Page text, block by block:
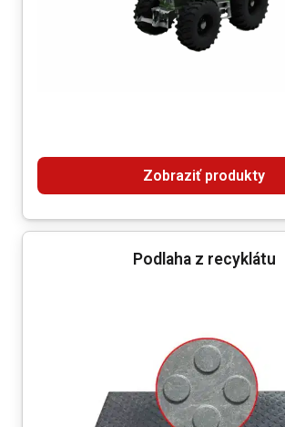
Zobraziť produkty
Podlaha z recyklátu